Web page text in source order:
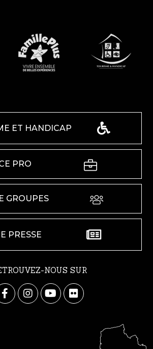
ET HANDICAP
PRO
GROUPES
PRESSE
NOUS SUR